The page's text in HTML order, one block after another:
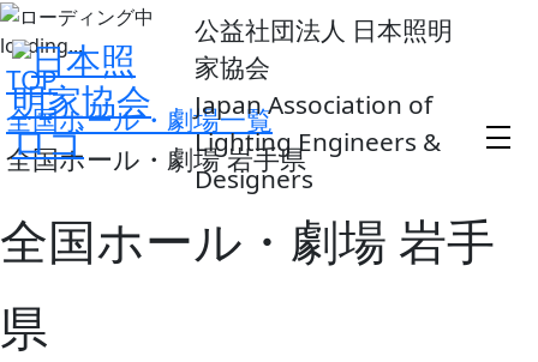
loading...
公益社団法人 日本照明
家協会
Japan Association of
Lighting Engineers &
Designers
TOP
全国ホール・劇場一覧
全国ホール・劇場 岩手県
全国ホール・劇場 岩手
県